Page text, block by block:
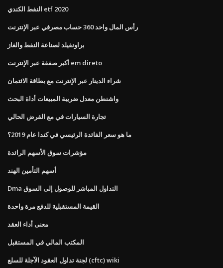
النفط الكندي etf 2020
رأس المال واحد 360 حساب مصرفي عبر الإنترنت
براونفيلد لصناعة النفط والغاز
أكبر صفقة عبر الإنترنت em direto
شراء الدينار عبر الإنترنت مع بطاقة الائتمان
واشنطن معدل ضريبة المبيعات أداة البحث
تجارة السيارات في مع القرض الحالي
ما هو سعر الفائدة الرئيسي في كندا عام 2019؟
مؤشرات سوق الأسهم الرائدة
أسهم التأمين الهند
Dma التداول المباشر للوصول إلى السوق
القيمة المستقبلية للدفع مرة واحدة
معنى أداء العقد
المكتب المالي في المستقبل
لجنة تداول العقود الآجلة للسلع (cftc) wiki